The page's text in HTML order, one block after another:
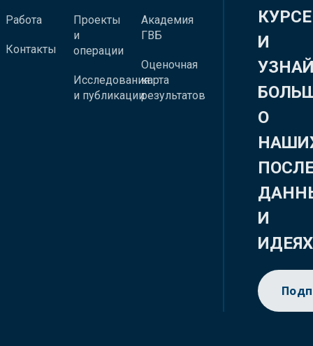
Работа
Контакты
Проекты
и
операции
Исследования
и публикации
Академия
ГВБ
Оценочная
карта
результатов
КУРСЕ
И
О
И
ИДЕЯХ